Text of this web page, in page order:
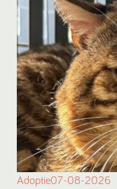
Adoptie07-08-2026